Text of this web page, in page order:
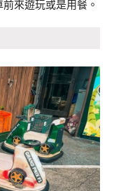
來遊玩或是用餐。